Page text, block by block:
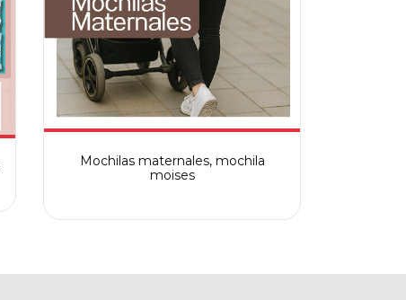
Mochilas maternales, mochila
moises